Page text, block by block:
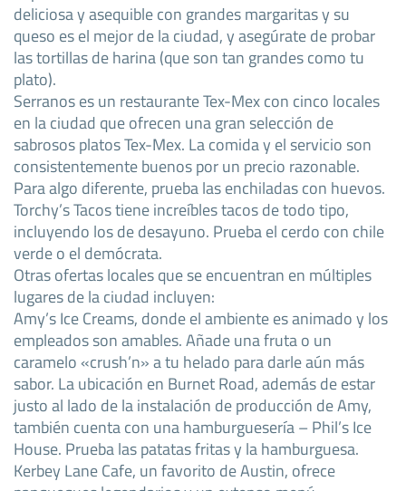
deliciosa y asequible con grandes margaritas y su
queso es el mejor de la ciudad, y asegúrate de probar
las tortillas de harina (que son tan grandes como tu
plato).
Serranos es un restaurante Tex-Mex con cinco locales
en la ciudad que ofrecen una gran selección de
sabrosos platos Tex-Mex. La comida y el servicio son
consistentemente buenos por un precio razonable.
Para algo diferente, prueba las enchiladas con huevos.
Torchy’s Tacos tiene increíbles tacos de todo tipo,
incluyendo los de desayuno. Prueba el cerdo con chile
verde o el demócrata.
Otras ofertas locales que se encuentran en múltiples
lugares de la ciudad incluyen:
Amy’s Ice Creams, donde el ambiente es animado y los
empleados son amables. Añade una fruta o un
caramelo «crush’n» a tu helado para darle aún más
sabor. La ubicación en Burnet Road, además de estar
justo al lado de la instalación de producción de Amy,
también cuenta con una hamburguesería – Phil’s Ice
House. Prueba las patatas fritas y la hamburguesa.
Kerbey Lane Cafe, un favorito de Austin, ofrece